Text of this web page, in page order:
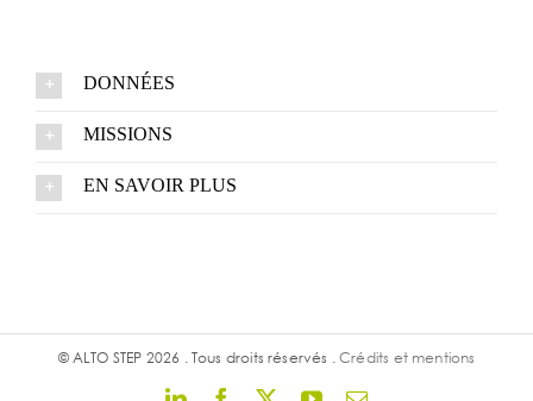
DONNÉES
MISSIONS
EN SAVOIR PLUS
© ALTO STEP 2026 . Tous droits réservés .Crédits et mentions